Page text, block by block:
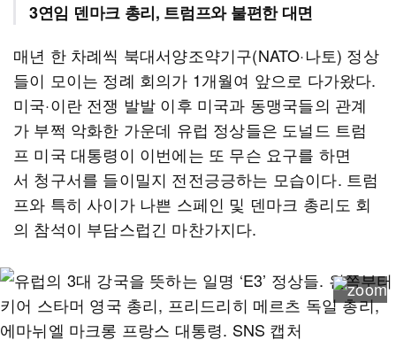
3연임 덴마크 총리, 트럼프와 불편한 대면
매년 한 차례씩 북대서양조약기구(NATO·나토) 정상
들이 모이는 정례 회의가 1개월여 앞으로 다가왔다.
미국·이란 전쟁 발발 이후 미국과 동맹국들의 관계
가 부쩍 악화한 가운데 유럽 정상들은 도널드 트럼
프 미국 대통령이 이번에는 또 무슨 요구를 하면
서 청구서를 들이밀지 전전긍긍하는 모습이다. 트럼
프와 특히 사이가 나쁜 스페인 및 덴마크 총리도 회
의 참석이 부담스럽긴 마찬가지다.